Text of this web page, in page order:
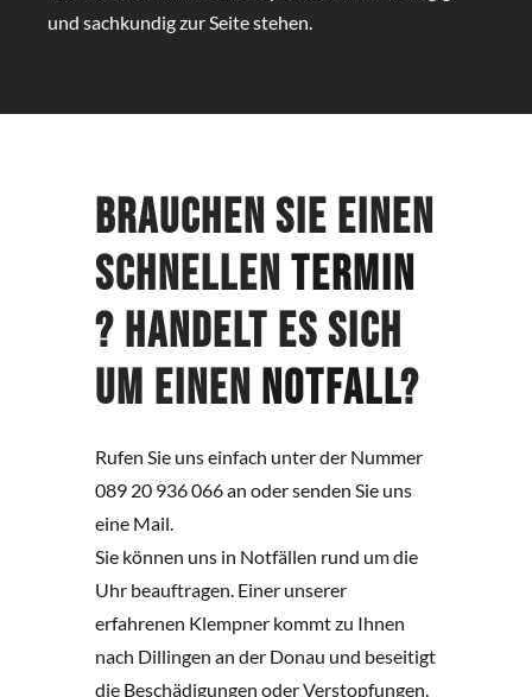
und sachkundig zur Seite stehen.
Brauchen Sie einen
schnellen Termin
? Handelt es sich
um einen Notfall?
Rufen Sie uns einfach unter der Nummer
089 20 936 066 an oder senden Sie uns
eine Mail.
Sie können uns in Notfällen rund um die
Uhr beauftragen. Einer unserer
erfahrenen Klempner kommt zu Ihnen
nach Dillingen an der Donau und beseitigt
die Beschädigungen oder Verstopfungen.